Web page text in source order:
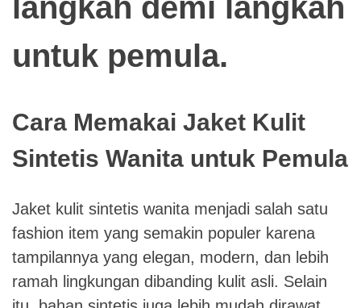
langkah demi langkah
untuk pemula.
Cara Memakai Jaket Kulit
Sintetis Wanita untuk Pemula
Jaket kulit sintetis wanita menjadi salah satu
fashion item yang semakin populer karena
tampilannya yang elegan, modern, dan lebih
ramah lingkungan dibanding kulit asli. Selain